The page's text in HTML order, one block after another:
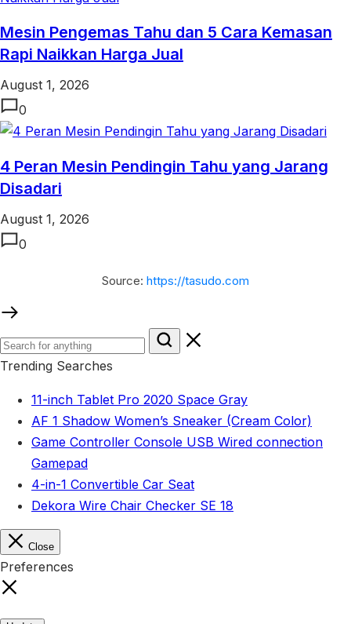
Mesin Pengemas Tahu dan 5 Cara Kemasan
Rapi Naikkan Harga Jual
August 1, 2026
0
4 Peran Mesin Pendingin Tahu yang Jarang
Disadari
August 1, 2026
0
Source: https://tasudo.com
Trending Searches
11-inch Tablet Pro 2020 Space Gray
AF 1 Shadow Women’s Sneaker (Cream Color)
Game Controller Console USB Wired connection
Gamepad
4-in-1 Convertible Car Seat
Dekora Wire Chair Checker SE 18
Close
Preferences